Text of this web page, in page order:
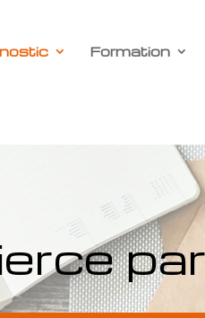
Formation